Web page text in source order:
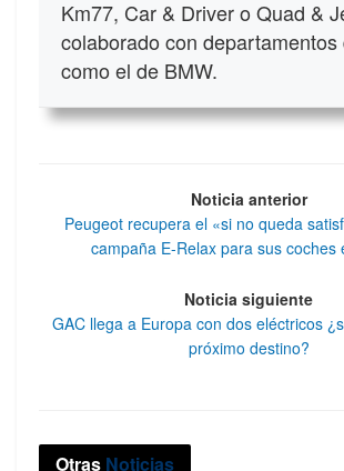
Km77, Car & Driver o Quad &
colaborado con
como el de BMW.
Noticia anterior
Peugeot recupera el «si no queda
campaña E-Relax para sus coches
Noticia siguiente
GAC llega a Europa con dos eléctricos
próximo destino?
Otras Noticias